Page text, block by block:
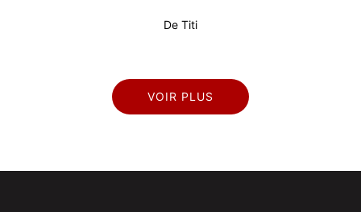
VOIR PLUS